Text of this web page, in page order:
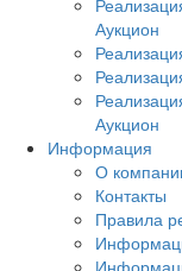
Аукцион
Аукцион
Информация
О
Контакты
Правила